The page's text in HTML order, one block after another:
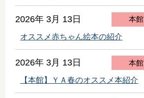
2026年 3月 13日 本館
オススメ赤ちゃん絵本の紹介
2026年 3月 13日 本館
【本館】ＹＡ春のオススメ本紹介